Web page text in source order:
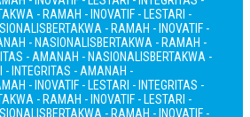
- RAMAH - INOVATIF - LESTARI -
BERTAKWA - RAMAH - INOVATIF -
- NASIONALISBERTAKWA - RAMAH -
- AMANAH - NASIONALISBERTAKWA -
- INTEGRITAS - AMANAH -
- INOVATIF - LESTARI - INTEGRITAS -
- RAMAH - INOVATIF - LESTARI -
BERTAKWA - RAMAH - INOVATIF -